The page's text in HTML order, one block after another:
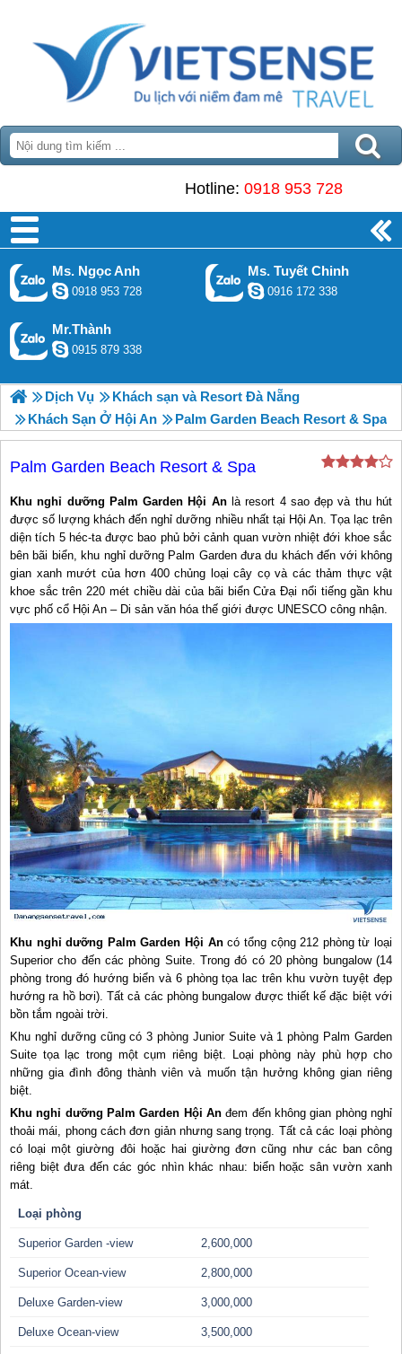
Hotline: 0918 953 728
Ms. Ngọc Anh
0918 953 728
Ms. Tuyết Chinh
0916 172 338
Mr.Thành
0915 879 338
Dịch Vụ
Khách sạn và Resort Đà Nẵng
Khách Sạn Ở Hội An
Palm Garden Beach Resort & Spa
Palm Garden Beach Resort & Spa
Khu nghỉ dưỡng Palm Garden Hội An là resort 4 sao đẹp và thu hút
được số lượng khách đến nghỉ dưỡng nhiều nhất tại Hội An. Tọa lạc trên
diện tích 5 héc-ta được bao phủ bởi cảnh quan vườn nhiệt đới khoe sắc
bên bãi biển, khu nghỉ dưỡng Palm Garden đưa du khách đến với không
gian xanh mướt của hơn 400 chủng loại cây cọ và các thảm thực vật
khoe sắc trên 220 mét chiều dài của bãi biển Cửa Đại nổi tiếng gần khu
vực phố cổ Hội An – Di sản văn hóa thế giới được UNESCO công nhận.
Khu nghỉ dưỡng Palm Garden Hội Ancó tổng cộng 212 phòng từ loại
Superior cho đến các phòng Suite. Trong đó có 20 phòng bungalow (14
phòng trong đó hướng biển và 6 phòng tọa lac trên khu vườn tuyệt đẹp
hướng ra hồ bơi). Tất cả các phòng bungalow được thiết kế đặc biệt với
bồn tắm ngoài trời.
Khu nghỉ dưỡng cũng có 3 phòng Junior Suite và 1 phòng Palm Garden
Suite tọa lạc trong một cụm riêng biệt. Loại phòng này phù hợp cho
những gia đình đông thành viên và muốn tận hưởng không gian riêng
biệt.
Khu nghỉ dưỡng Palm Garden Hội Anđem đến không gian phòng nghỉ
thoải mái, phong cách đơn giản nhưng sang trọng. Tất cả các loại phòng
có loại một giường đôi hoặc hai giường đơn cũng như các ban công
riêng biệt đưa đến các góc nhìn khác nhau: biển hoặc sân vườn xanh
mát.
Loại phòng
Superior Garden -view 2,600,000
Superior Ocean-view 2,800,000
Deluxe Garden-view 3,000,000
Deluxe Ocean-view 3,500,000